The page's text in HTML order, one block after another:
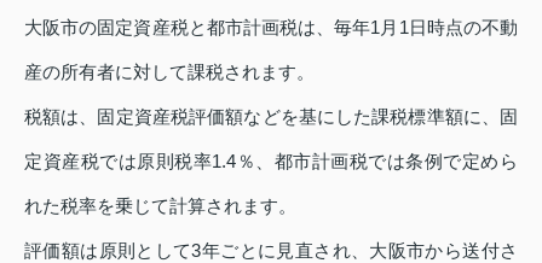
大阪市の固定資産税と都市計画税は、毎年1月1日時点の不動
産の所有者に対して課税されます。
税額は、固定資産税評価額などを基にした課税標準額に、固
定資産税では原則税率1.4％、都市計画税では条例で定めら
れた税率を乗じて計算されます。
評価額は原則として3年ごとに見直され、大阪市から送付さ